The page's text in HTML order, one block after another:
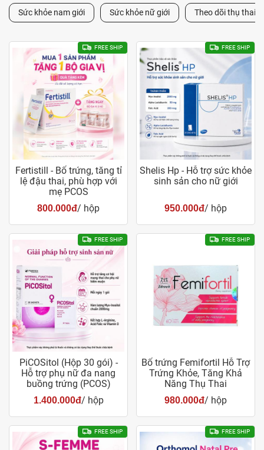
Sức khỏe nam giới Sức khỏe nữ giới Theo dõi thụ thai
FREE SHIP
Fertistill - Bổ trứng, tăng tỉ
lệ đậu thai, phù hợp với
mẹ PCOS
800.000đ/ hộp
FREE SHIP
Shelis Hp - Hỗ trợ sức khỏe
sinh sản cho nữ giới
950.000đ/ hộp
FREE SHIP
PiCOSitol (Hộp 30 gói) -
Hỗ trợ phụ nữ đa nang
buồng trứng (PCOS)
1.400.000đ/ hộp
FREE SHIP
Bổ trứng Femifortil Hỗ Trợ
Trứng Khỏe, Tăng Khả
Năng Thụ Thai
980.000đ/ hộp
FREE SHIP FREE SHIP